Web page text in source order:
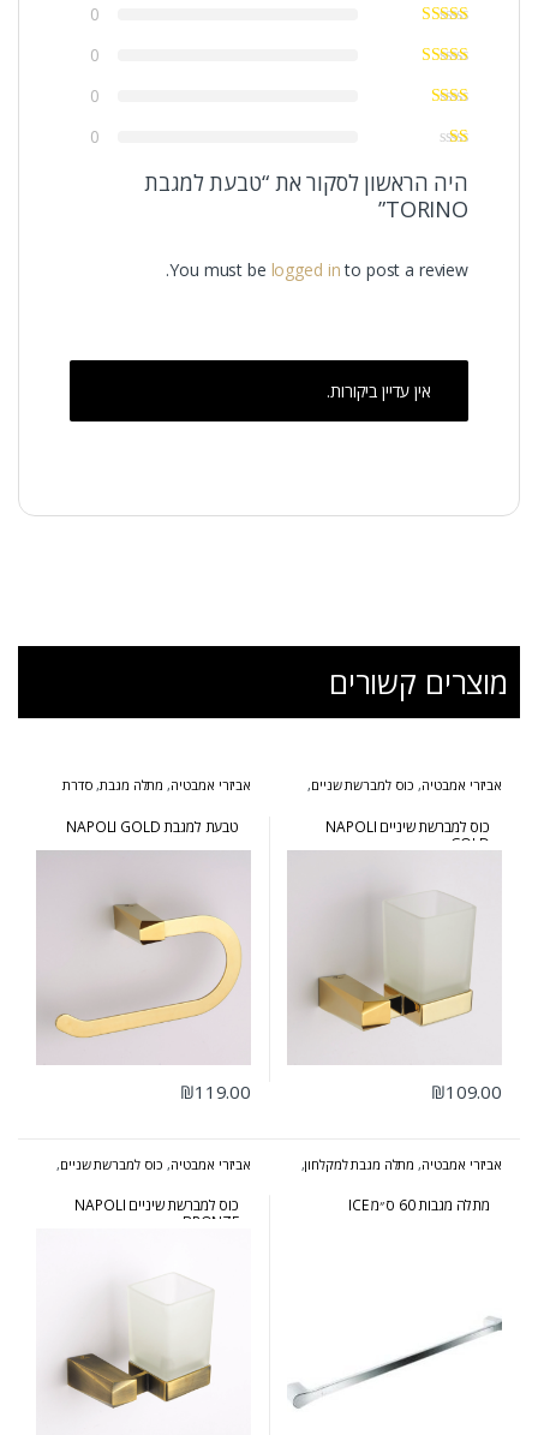
0
0
0
0
היה הראשון לסקור את “טבעת למגבת
TORINO”
You must be logged into post a review.
אין עדיין ביקורות.
מוצרים קשורים
אביזרי אמבטיה, כוס למברשת שניים,
כוס למברשת שיניים NAPOLI
GOLD
₪109.00
אביזרי אמבטיה, מתלה מגבת, סדרת
טבעת למגבת NAPOLI GOLD
₪119.00
אביזרי אמבטיה, מתלה מגבת למקלחון,
מתלה מגבות 60 ס״מ ICE
אביזרי אמבטיה, כוס למברשת שניים,
סדרת נפולי ברונזה
כוס למברשת שיניים NAPOLI
BRONZE